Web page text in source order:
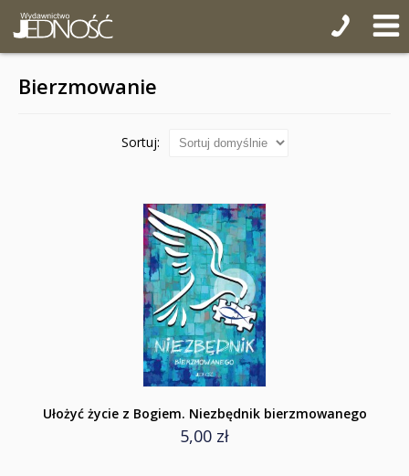
Bierzmowanie
Sortuj:
Ułożyć życie z Bogiem. Niezbędnik bierzmowanego
5,00 zł